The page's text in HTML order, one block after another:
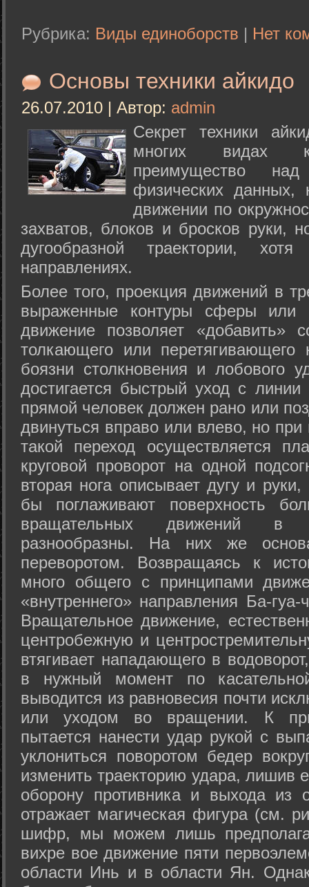
Рубрика: Виды единоборств | Нет
Основы техники айкидо
26.07.2010 | Автор: admin
Секрет техники
многих видах
преимущество
физических данных,
движении по
захватов, блоков и бросков руки,
дугообразной траектории,
направлениях.
Более того, проекция движений в
выраженные контуры сферы или
движение позволяет «добавить»
толкающего или перетягивающего
боязни столкновения и лобового
достигается быстрый уход с
прямой человек должен рано или
двинуться вправо или влево, но
такой переход осуществляется
круговой проворот на одной
вторая нога описывает дугу и
бы поглаживают поверхность
вращательных движений в
разнообразны. На них же
переворотом. Возвращаясь к
много общего с принципами
«внутреннего» направления Ба-
Вращательное движение,
центробежную и
втягивает нападающего в
в нужный момент по
выводится из равновесия почти
или уходом во вращении. К
пытается нанести удар рукой с
уклониться поворотом бедер
изменить траекторию удара, лишив
оборону противника и выхода из
отражает магическая фигура (см.
шифр, мы можем лишь
вихре вое движение пяти
области Инь и в области Ян.